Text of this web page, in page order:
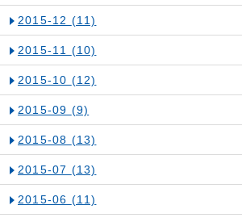
2015-12 (11)
2015-11 (10)
2015-10 (12)
2015-09 (9)
2015-08 (13)
2015-07 (13)
2015-06 (11)